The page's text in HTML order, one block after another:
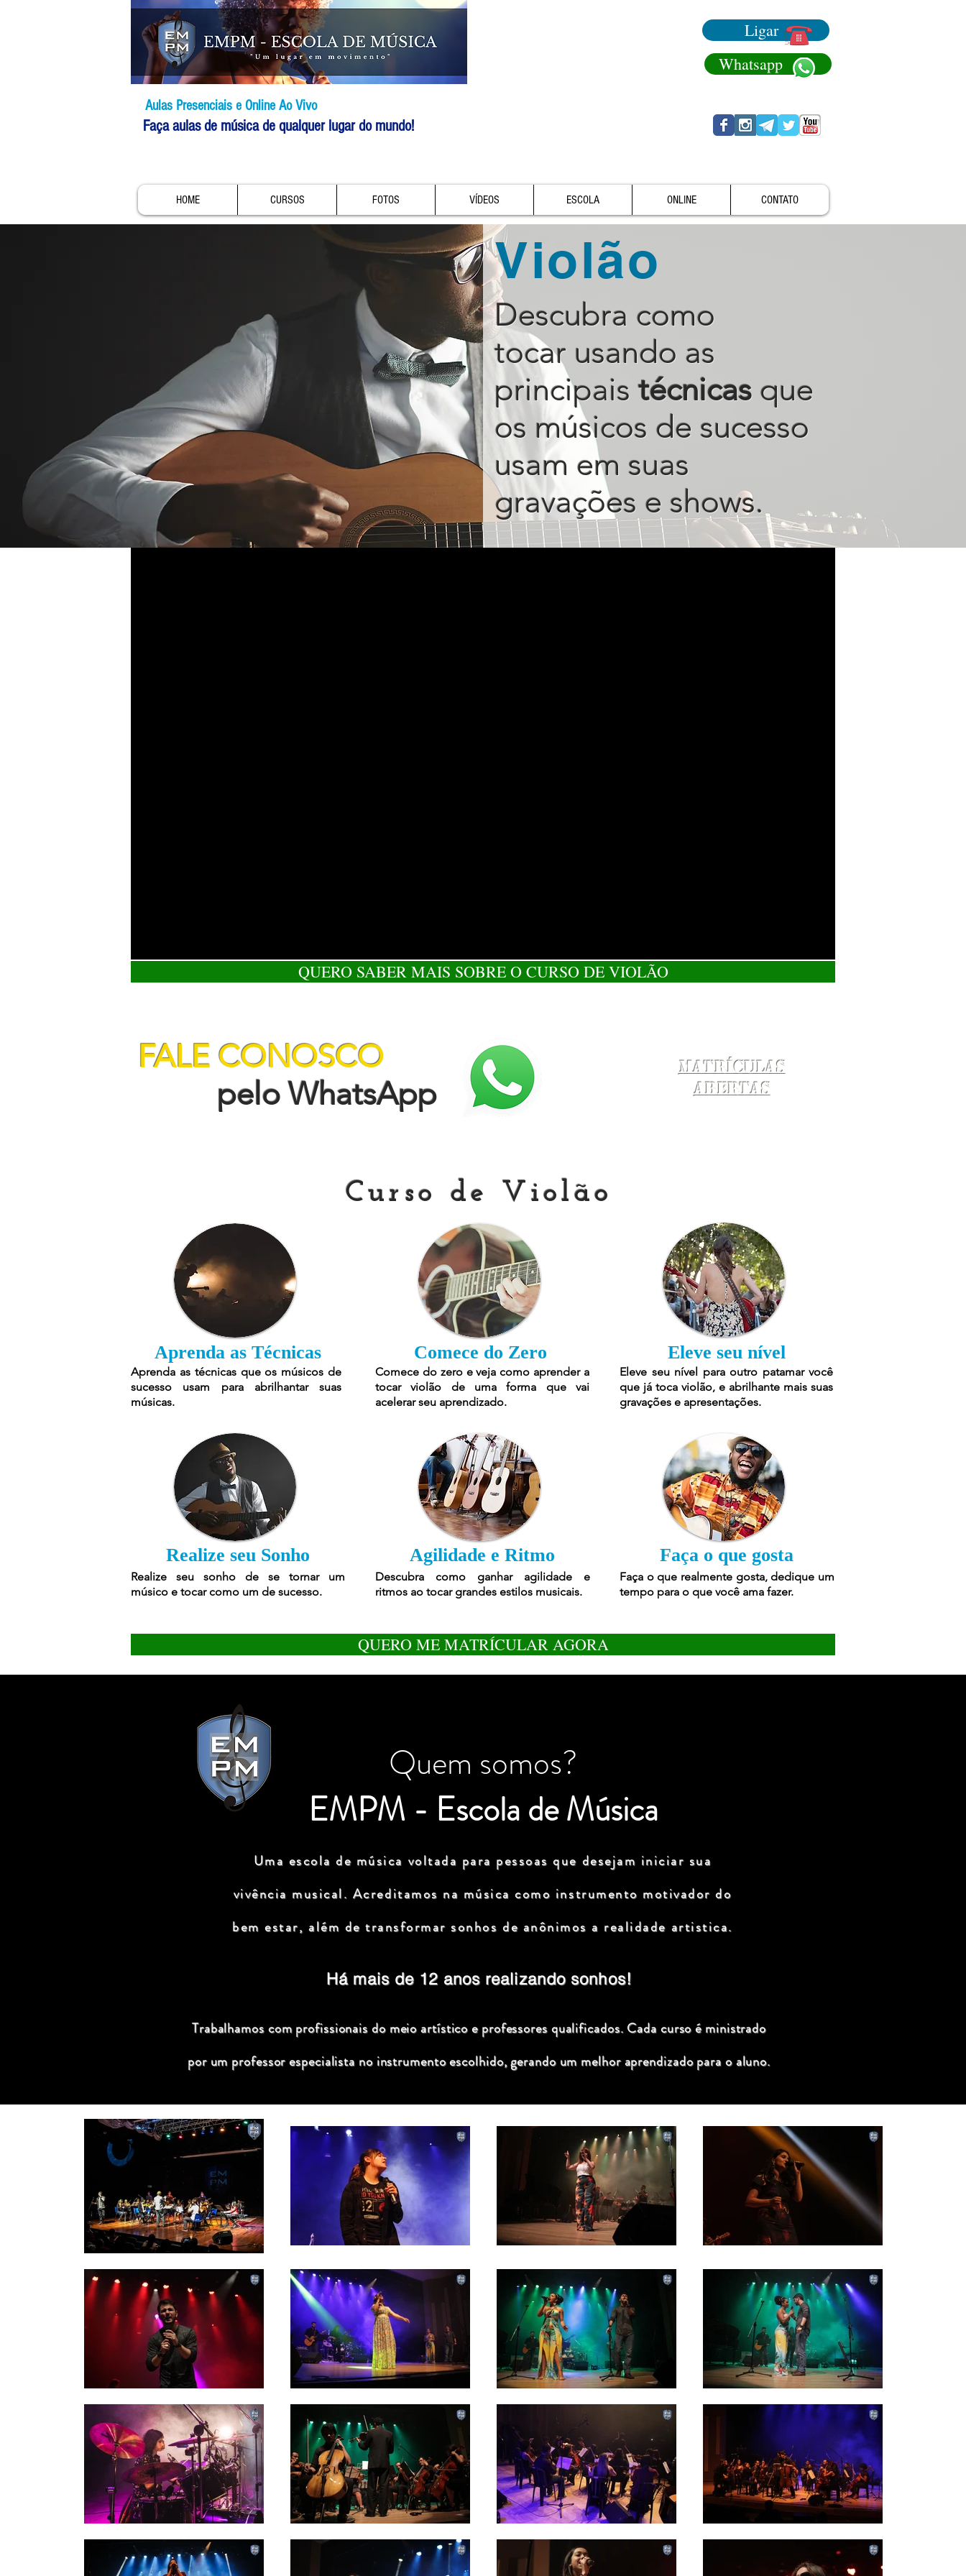
Ligar
Whatsapp
Aulas Presenciais e Online Ao Vivo
Faça aulas de música de qualquer lugar do mundo!
HOME CURSOS FOTOS VÍDEOS ESCOLA ONLINE CONTATO
Violão
Descubra como
tocar usando as
principaistécnicas que
os músicos de sucesso
usam em suas
gravações e shows.
QUERO SABER MAIS SOBRE O CURSO DE VIOLÃO
FALE CONOSCO
pelo WhatsApp
Matrículas
Abertas
Curso de Violão
Aprenda as Técnicas
Aprenda as técnicas que os músicos de
sucesso usam para abrilhantar suas
músicas.
Realize seu Sonho
Realize seu sonho de se tornar um
músico e tocar como um de sucesso.
Comece do Zero
Comece do zero e veja como aprender a
tocar violão de uma forma que vai
acelerar seu aprendizado.
Agilidade e Ritmo
Descubra como ganhar agilidade e
ritmos ao tocar grandes estilos musicais.
Eleve seu nível
Eleve seu nível para outro patamar você
que já toca violão, e abrilhante mais suas
gravações e apresentações.
Faça o que gosta
Faça o que realmente gosta, dedique um
tempo para o que você ama fazer.
QUERO ME MATRÍCULAR AGORA
Quem somos?
EMPM - Escola de Música
Uma escola de música voltada para pessoas que desejam iniciar sua
vivência musical. Acreditamos na música como instrumento motivador do
bem estar, além de transformar sonhos de anônimos a realidade artistica.
Há mais de 12 anos realizando sonhos!
Trabalhamos com profissionais do meio artístico e professores qualificados. Cada curso é ministrado
por um professor especialista no instrumento escolhido, gerando um melhor aprendizado para o aluno.